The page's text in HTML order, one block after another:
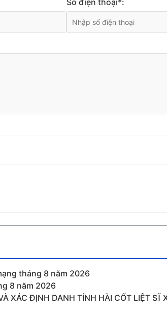
tháng 8 năm 2026
8 năm 2026
XÁC ĐỊNH DANH TÍNH HÀI CỐT LIỆT